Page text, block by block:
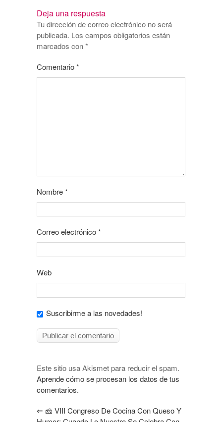
Deja una respuesta
Tu dirección de correo electrónico no será
publicada. Los campos obligatorios están
marcados con*
Comentario*
Nombre*
Correo electrónico*
Web
Suscribirme a las novedades!
Este sitio usa Akismet para reducir el spam.
Aprende cómo se procesan los datos de tus
comentarios.
⇐ 🧀 VIII Congreso De Cocina Con Queso Y